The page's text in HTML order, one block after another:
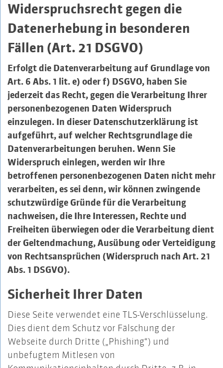
Widerspruchsrecht gegen die
Datenerhebung in besonderen
Fällen (Art. 21 DSGVO)
Erfolgt die Datenverarbeitung auf Grundlage von
Art. 6 Abs. 1 lit. e) oder f) DSGVO, haben Sie
jederzeit das Recht, gegen die Verarbeitung Ihrer
personenbezogenen Daten Widerspruch
einzulegen. In dieser Datenschutzerklärung ist
aufgeführt, auf welcher Rechtsgrundlage die
Datenverarbeitungen beruhen. Wenn Sie
Widerspruch einlegen, werden wir Ihre
betroffenen personenbezogenen Daten nicht mehr
verarbeiten, es sei denn, wir können zwingende
schutzwürdige Gründe für die Verarbeitung
nachweisen, die Ihre Interessen, Rechte und
Freiheiten überwiegen oder die Verarbeitung dient
der Geltendmachung, Ausübung oder Verteidigung
von Rechtsansprüchen (Widerspruch nach Art. 21
Abs. 1 DSGVO).
Sicherheit Ihrer Daten
Diese Seite verwendet eine TLS-Verschlüsselung.
Dies dient dem Schutz vor Fälschung der
Webseite durch Dritte („Phishing“) und
unbefugtem Mitlesen von